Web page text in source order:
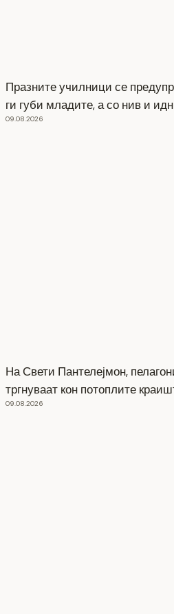
Празните училници се
ги губи младите, а со нив и
09.08.2026
На Свети Пантелејмон,
тргнуваат кон потоплите
09.08.2026